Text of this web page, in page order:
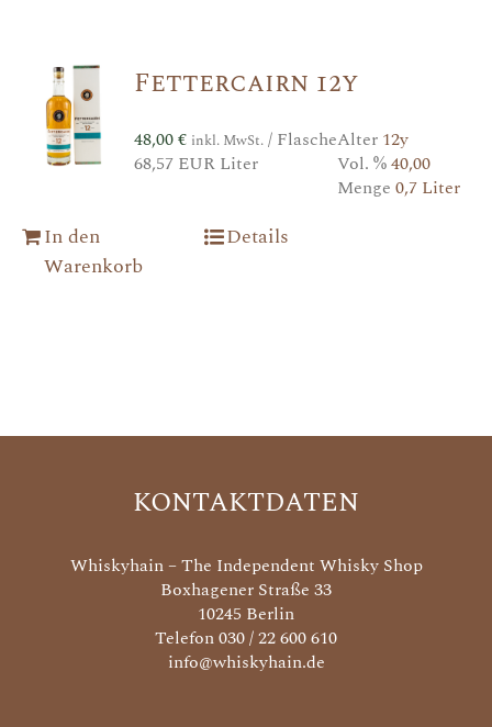
Fettercairn 12y
48,00€ inkl. MwSt./ Flasche
68,57 EUR Liter
Alter 12y
Vol. %40,00
Menge 0,7 Liter
In den
Warenkorb
Details
KONTAKTDATEN
Whiskyhain – The Independent Whisky Shop
Boxhagener Straße 33
10245 Berlin
Telefon 030 / 22 600 610
info@whiskyhain.de